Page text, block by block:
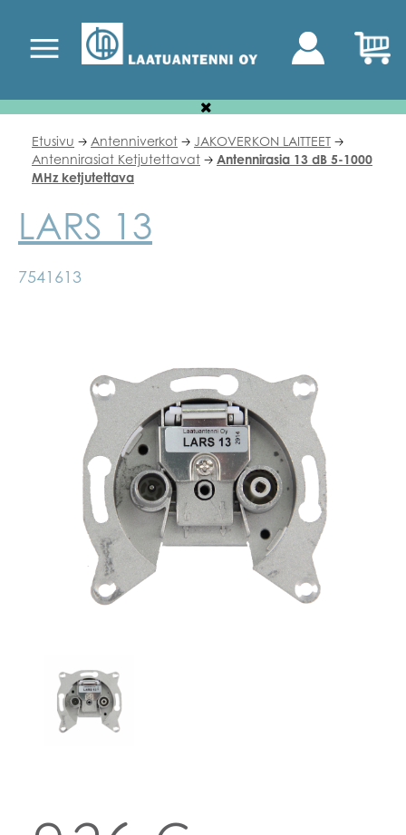
Etusivu 🡢 Antenniverkot 🡢 JAKOVERKON LAITTEET 🡢
Antennirasiat Ketjutettavat 🡢 Antennirasia 13 dB 5-1000
MHz ketjutettava
LARS 13
7541613